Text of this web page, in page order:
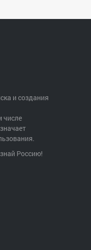
и создания
числе
Россию!